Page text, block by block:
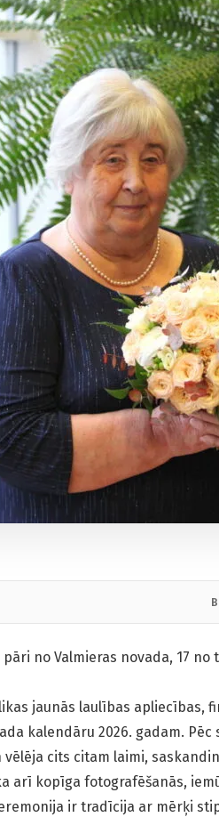
no Valmieras novada, 17
jaunās laulības apliecības,
kalendāru 2026. gadam.
cits citam laimi,
arī kopīga fotografēšanās,
ir tradīcija ar mērķi